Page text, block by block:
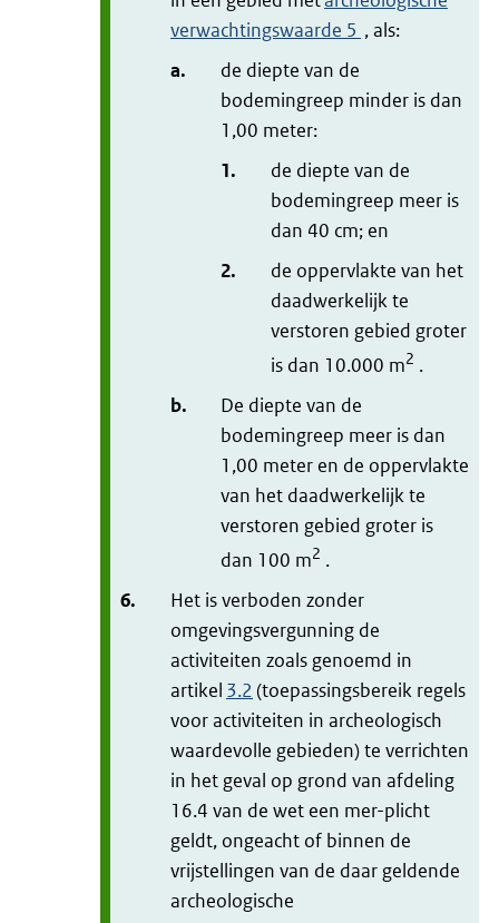
verwachtingswaarde 5 , als:
a.
de diepte van de
bodemingreep minder is dan
1,00 meter:
1.
de diepte van de
bodemingreep meer is
dan 40 cm; en
2.
de oppervlakte van het
daadwerkelijk te
verstoren gebied groter
is dan 10.000 m2 .
b.
De diepte van de
bodemingreep meer is dan
1,00 meter en de oppervlakte
van het daadwerkelijk te
verstoren gebied groter is
dan 100 m2 .
6.
Het is verboden zonder
omgevingsvergunning de
activiteiten zoals genoemd in
artikel 3.2(toepassingsbereik regels
voor activiteiten in archeologisch
waardevolle gebieden) te verrichten
in het geval op grond van afdeling
16.4 van de wet een mer-plicht
geldt, ongeacht of binnen de
vrijstellingen van de daar geldende
archeologische